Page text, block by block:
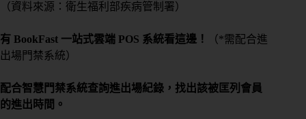
（資料來源：衛生福利部疾病管制署）
有 BookFast 一站式雲端 POS 系統看這邊！
（*需配合進
出場門禁系統）
配合智慧門禁系統查詢進出場紀錄，找出該被匡列會員
的進出時間。